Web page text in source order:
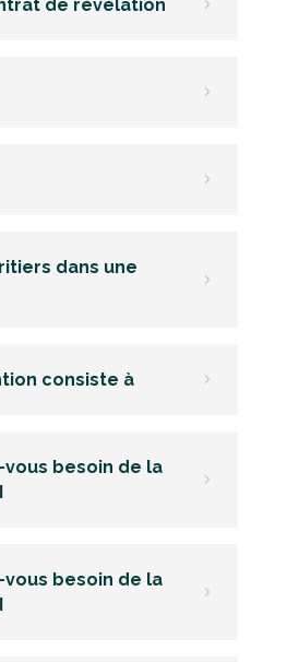
5
de révélation
5
5
5
dans une
5
consiste à
5
besoin de la
5
besoin de la